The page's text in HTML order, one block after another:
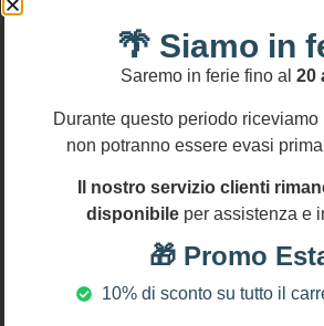
citrino
Legno
DIMENSIONI
Lunghezza
orecchini: cm
9,5 (3.6″)
medaglione: cm
5 (2″)
🌴 Siamo in
Saremo in ferie fino al 20
Durante questo periodo riceviamo
non potranno essere evasi
Il nostro servizio clienti
disponibile per assistenza e
🎁 Promo
10% di sconto su tutto il